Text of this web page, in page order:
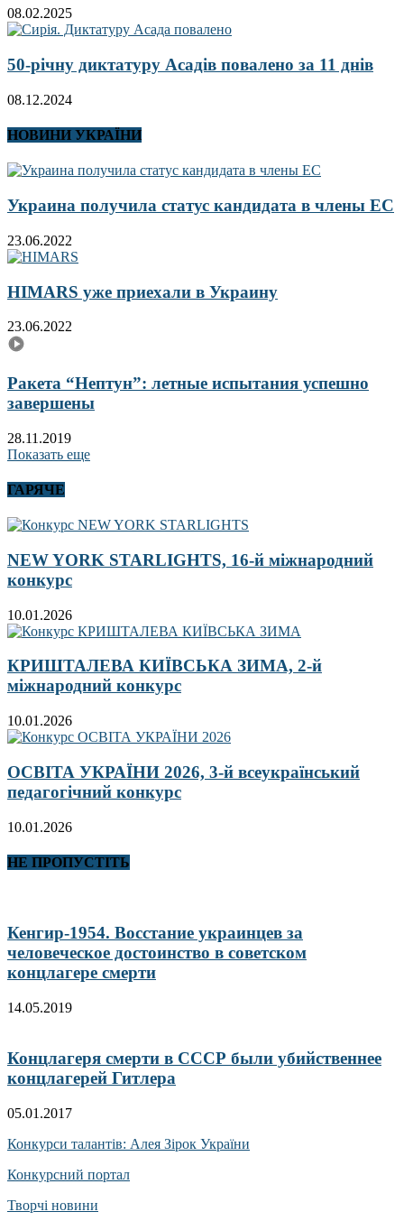
08.02.2025
50-річну диктатуру Асадів повалено за 11 днів
08.12.2024
НОВИНИ УКРАЇНИ
Украина получила статус кандидата в члены ЕС
23.06.2022
HIMARS уже приехали в Украину
23.06.2022
Ракета “Нептун”: летные испытания успешно
завершены
28.11.2019
Показать еще
ГАРЯЧЕ
NEW YORK STARLIGHTS, 16-й міжнародний
конкурс
10.01.2026
КРИШТАЛЕВА КИЇВСЬКА ЗИМА, 2-й
міжнародний конкурс
10.01.2026
ОСВІТА УКРАЇНИ 2026, 3-й всеукраїнський
педагогічний конкурс
10.01.2026
НЕ ПРОПУСТІТЬ
Кенгир-1954. Восстание украинцев за
человеческое достоинство в советском
концлагере смерти
14.05.2019
Концлагеря смерти в СССР были убийственнее
концлагерей Гитлера
05.01.2017
Конкурси талантів: Алея Зірок України
Конкурсний портал
Творчі новини